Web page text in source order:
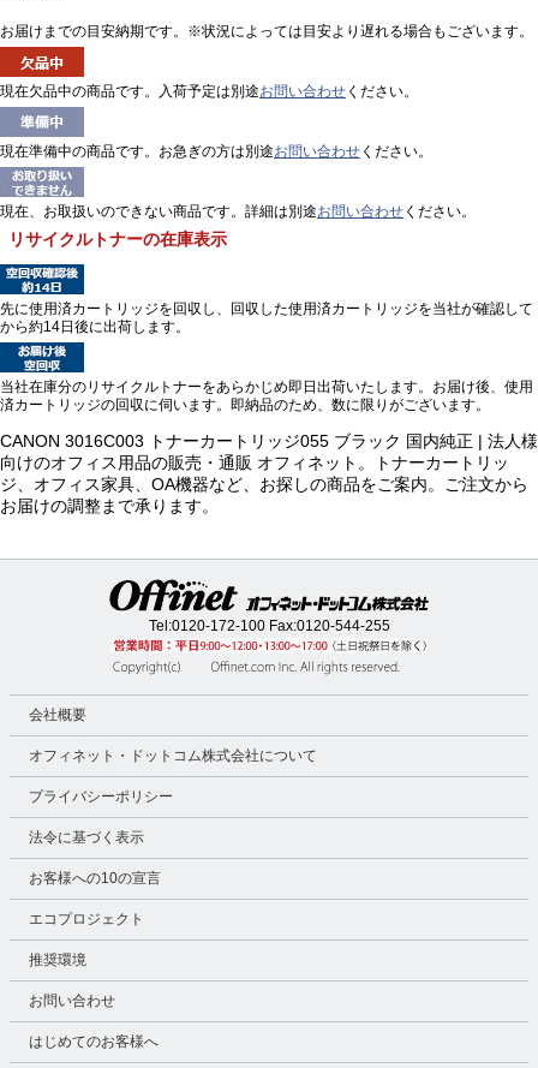
お届けまでの目安納期です。※状況によっては目安より遅れる場合もございます。
現在欠品中の商品です。入荷予定は別途お問い合わせ ください。
現在準備中の商品です。お急ぎの方は別途お問い合わせ ください。
現在、お取扱いのできない商品です。詳細は別途お問い合わせ ください。
リサイクルトナーの在庫表示
先に使用済カートリッジを回収し、回収した使用済カートリッジを当社が確認して
から約14日後に出荷します。
当社在庫分のリサイクルトナーをあらかじめ即日出荷いたします。お届け後、使用
済カートリッジの回収に伺います。即納品のため、数に限りがございます。
CANON 3016C003 トナーカートリッジ055 ブラック 国内純正 | 法人様
向けのオフィス用品の販売・通販 オフィネット。トナーカートリッ
ジ、オフィス家具、OA機器など、お探しの商品をご案内。ご注文から
お届けの調整まで承ります。
Tel:0120-172-100Fax:0120-544-255
会社概要
オフィネット・ドットコム株式会社について
プライバシーポリシー
法令に基づく表示
お客様への10の宣言
エコプロジェクト
推奨環境
お問い合わせ
はじめてのお客様へ